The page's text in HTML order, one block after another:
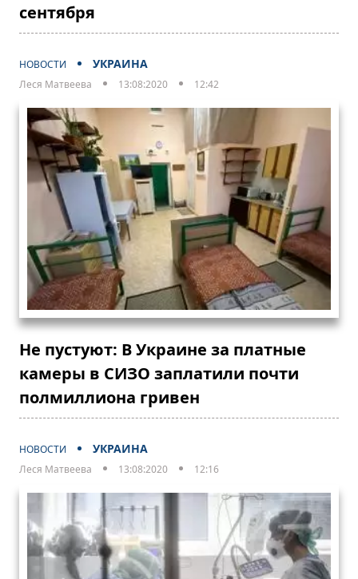
сентября
НОВОСТИ УКРАИНА
Леся Матвеева 13:08:2020 12:42
Не пустуют: В Украине за платные
камеры в СИЗО заплатили почти
полмиллиона гривен
НОВОСТИ УКРАИНА
Леся Матвеева 13:08:2020 12:16